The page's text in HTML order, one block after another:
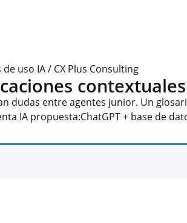
contextuales
dudas entre agentes junior. Un
IA propuesta:ChatGPT + base de